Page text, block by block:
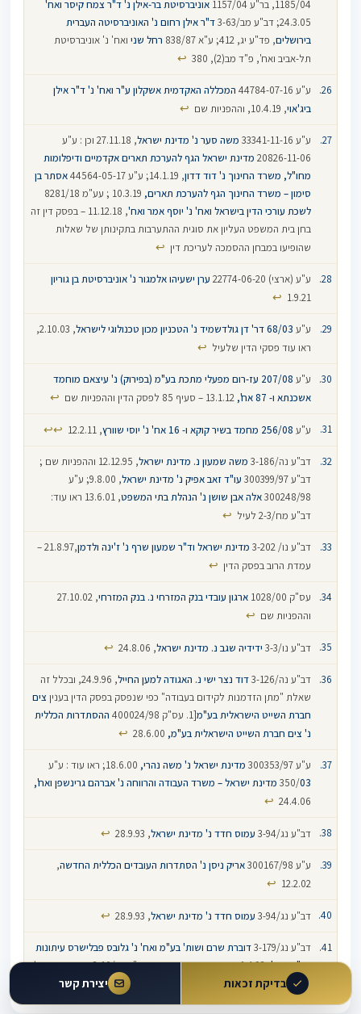
1185/04, בר"ע 1157/04
אוניברסיטת בר-אילן נ' ד"ר צמח קיסר ואח'
24.3.05; דב"ע מב/3-63
ד"ר אילן רחום נ' האוניברסיטה העברית
בירושלים, פד"ע יג, 412; ע"א 838/87 רחל שני ואח' נ' אוניברסיטת
תל-אביב ואח', פ"ד מב(2), 380
↩
ע"ע 44784-07-16
המכללה האקדמית אשקלון ע"ר ואח' נ' ד"ר אילן
ביג'אוי, 10.4.19, וההפניות שם ↩
ע"ע 33341-11-16 משה סער נ' מדינת ישראל
, 27.11.18 וכן : ע"ע
20826-11-06 מדינת ישראל הגף להערכת תארים אקדמיים ודיפלומות
מחו"ל, משרד החינוך נ' דוד דדון, 14.1.19; ע"ע 44564-05-17
אסתר בן
סימון – משרד החינוך הגף להערכת תארים‏,
לשכת עורכי הדין בישראל ואח' נ' יוסף אמר ואח'
, 11.12.18 – בפסק דין זה
בחן בית המשפט העליון את סוגית ההתערבות בתקינותן של שאלות
שהופיעו במבחן ההסמכה לעריכת דין ↩
ע"ע (ארצי) 22774-06-20
ערן ישעיהו אלמגור נ' אוניברסיטת בן גוריון
1.9.21
↩
ע"ע 68/03דר' דן גולדשמיד נ' הטכניון מכון טכנולוגי לישראל
, 2.10.03,
ראו עוד פסקי הדין שלעיל ↩
ע"ע 207/08 עז-רום מפעלי מתכת בע"מ (בפירוק) נ' עיצאם מוחמד
אשכנתא ו- 87 אח',
↩
ע"ע 256/08 מחמד בשיר קוקא ו- 16 אח' נ' יוסי שוורץ , 12.2.11
↩
↩
דב"ע נה/3-186 משה שמעון נ. מדינת ישראל
, 12.12.95 וההפניות שם ;
דב"ע 300399/97
עו"ד זאב אפיק נ' מדינת ישראל
, 9.8.00; ע"ע
300248/98אלה אבן שושן נ' הנהלת בתי המשפט
, 13.6.01 ראו עוד:
דב"ע מח/2-3 לעיל
↩
דב"ע נו/ 3-202 מדינת ישראל וד"ר שמעון שרף נ' ז'ינה ולדמן
,21.8.97 –
עמדת הרוב בפסק הדין ↩
עס"ק 1028/00 ארגון עובדי בנק המזרחי נ. בנק המזרחי , 27.10.02
וההפניות שם ↩
דב"ע נו/3-3 ידידיה שגב נ. מדינת ישראל, 24.8.06
↩
דב"ע נה/3-126 דוד נצר ישי נ. האגודה למען החייל
, 24.9.96, ובכלל זה
שאלת "מתן הזדמנות לקידום בעבודה" כפי שנפסק בפסק הדין בענין צים
חברת השייט הישראלית בע"מ[1. עס"ק 400024/98
ההסתדרות הכללית
נ' צים חברת השייט הישראלית בע"מ,
↩
ע"ע 300353/97 מדינת ישראל נ' משה נהרי,
18.6.00; ראו עוד : ע"ע
350/03 מדינת ישראל – משרד העבודה והרווחה נ' אברהם גרינשפן ואח',
24.4.06
↩
דב"ע נג/3-94 עמוס חדד נ' מדינת ישראל, 28.9.93
↩
ע"ע 300167/98 אריק ניסן נ' הסתדרות העובדים הכללית החדשה,
12.2.02
↩
דב"ע נג/3-94 עמוס חדד נ' מדינת ישראל, 28.9.93
↩
דב"ע נג/3-179
דוברת שרם ושות' בע"מ ואח' נ' גלובס פבלישרס עיתונות
בע"מ ואח', 1.4.93 וההפניות שם, ראו עוד: דב"ע נה/3-10 ‎
פאחרי עבד אל
עזיז חסן‎ ‎נ' הסלט יצור סלטים בע"מ
↩ יצירת קשר בדיקת זכאות